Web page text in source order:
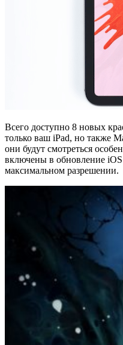
Всего доступно 8 новых
только ваш iPad, но также
они будут смотреться
включены в обновление iOS
максимальном разрешении.